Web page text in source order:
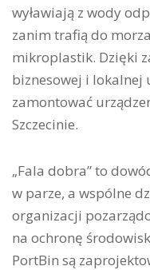
wyławiają z wody
zanim trafią do
mikroplastik. Dzięki
biznesowej i lokalnej
zamontować
Szczecinie.
„Fala dobra” to
w parze, a wspólne
organizacji
na ochronę
PortBin są